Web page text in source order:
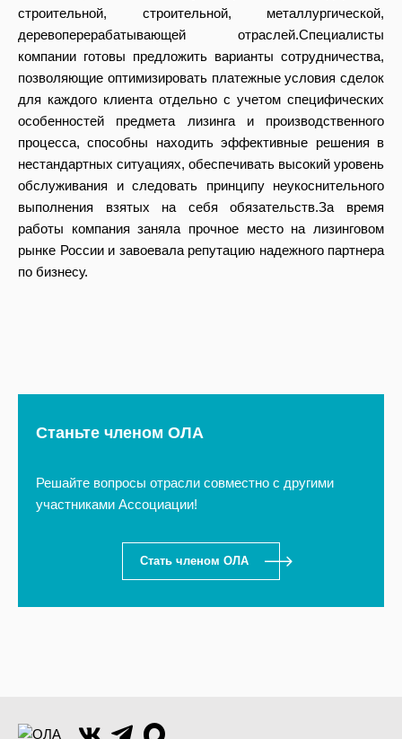
строительной, строительной, металлургической,
деревоперерабатывающей отраслей.Специалисты
компании готовы предложить варианты сотрудничества,
позволяющие оптимизировать платежные условия сделок
для каждого клиента отдельно с учетом специфических
особенностей предмета лизинга и производственного
процесса, способны находить эффективные решения в
нестандартных ситуациях, обеспечивать высокий уровень
обслуживания и следовать принципу неукоснительного
выполнения взятых на себя обязательств.За время
работы компания заняла прочное место на лизинговом
рынке России и завоевала репутацию надежного партнера
по бизнесу.
Cтаньте членом ОЛА
Решайте вопросы отрасли совместно с другими
участниками Ассоциации!
Стать членом ОЛА